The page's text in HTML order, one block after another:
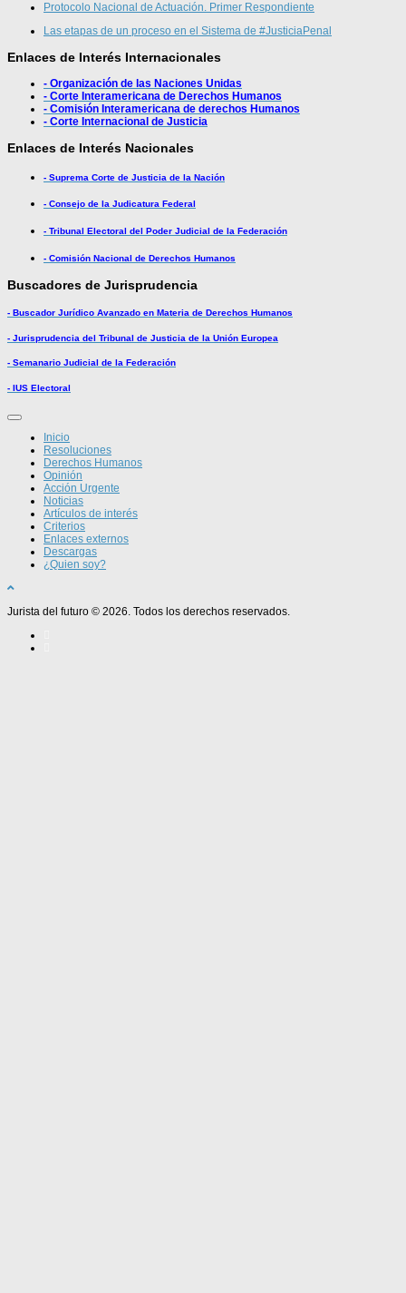
Protocolo Nacional de Actuación. Primer Respondiente
Las etapas de un proceso en el Sistema de #JusticiaPenal
Enlaces de Interés Internacionales
- Organización de las Naciones Unidas
- Corte Interamericana de Derechos Humanos
- Comisión Interamericana de derechos Humanos
- Corte Internacional de Justicia
Enlaces de Interés Nacionales
- Suprema Corte de Justicia de la Nación
- Consejo de la Judicatura Federal
- Tribunal Electoral del Poder Judicial de la Federación
- Comisión Nacional de Derechos Humanos
Buscadores de Jurisprudencia
- Buscador Jurídico Avanzado en Materia de Derechos Humanos
- Jurisprudencia del Tribunal de Justicia de la Unión Europea
- Semanario Judicial de la Federación
- IUS Electoral
Inicio
Resoluciones
Derechos Humanos
Opinión
Acción Urgente
Noticias
Artículos de interés
Criterios
Enlaces externos
Descargas
¿Quien soy?
Jurista del futuro © 2026. Todos los derechos reservados.